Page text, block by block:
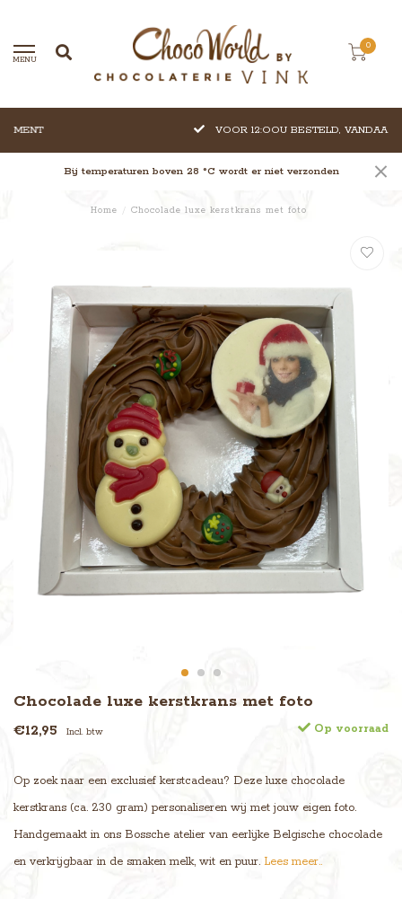
MENU
0
VOOR 12:OOU BESTELD, VANDAAG VERZONDEN
Bij temperaturen boven 28 °C wordt er niet verzonden
Home / Chocolade luxe kerstkrans met foto
Chocolade luxe kerstkrans met foto
€12,95 Incl. btw Op voorraad
Op zoek naar een exclusief kerstcadeau? Deze luxe chocolade
kerstkrans (ca. 230 gram) personaliseren wij met jouw eigen foto.
Handgemaakt in ons Bossche atelier van eerlijke Belgische chocolade
en verkrijgbaar in de smaken melk, wit en puur. Lees meer..